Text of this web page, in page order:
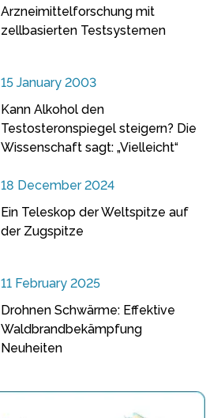
Arzneimittelforschung mit
zellbasierten Testsystemen
15 January 2003
Kann Alkohol den
Testosteronspiegel steigern? Die
Wissenschaft sagt: „Vielleicht“
18 December 2024
Ein Teleskop der Weltspitze auf
der Zugspitze
11 February 2025
Drohnen Schwärme: Effektive
Waldbrandbekämpfung
Neuheiten